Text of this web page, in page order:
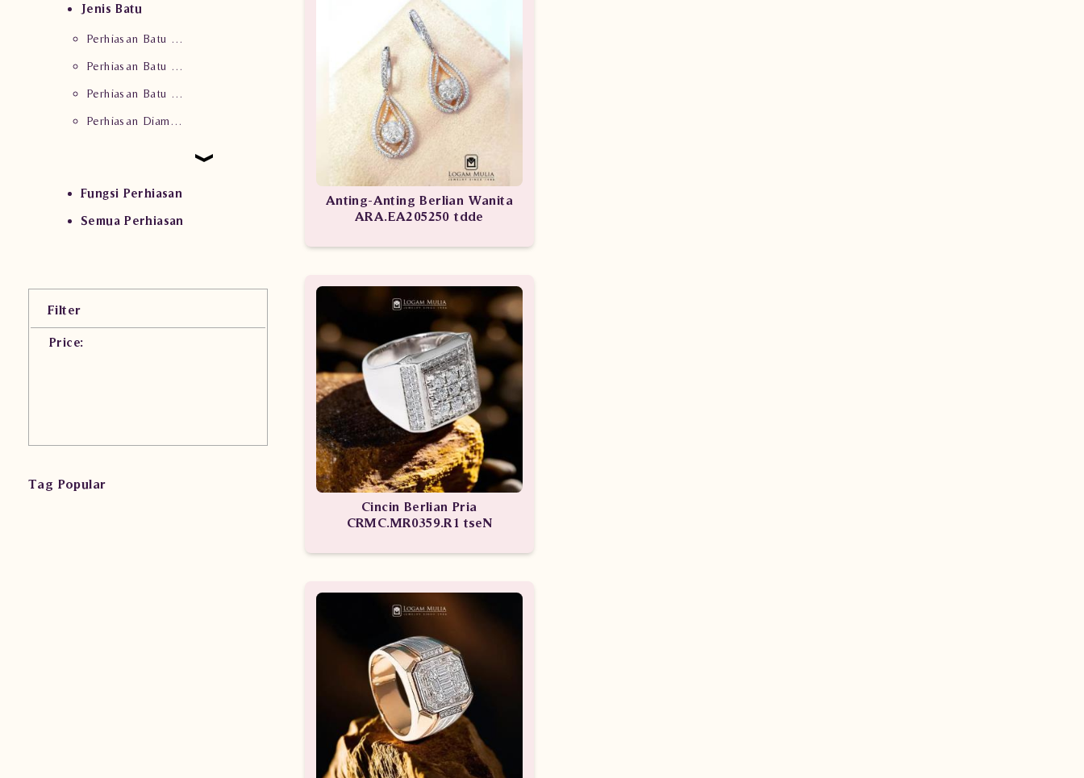
Jenis Batu
Perhiasan Batu Ruby
Perhiasan Batu Safir
Perhiasan Batu Zamrud
Perhiasan Diamond
Fungsi Perhiasan
Semua Perhiasan
Filter
Price:
Tag Popular
Anting-Anting Berlian Wanita
ARA.EA205250 tdde
Cincin Berlian Pria
CRMC.MR0359.R1 tseN